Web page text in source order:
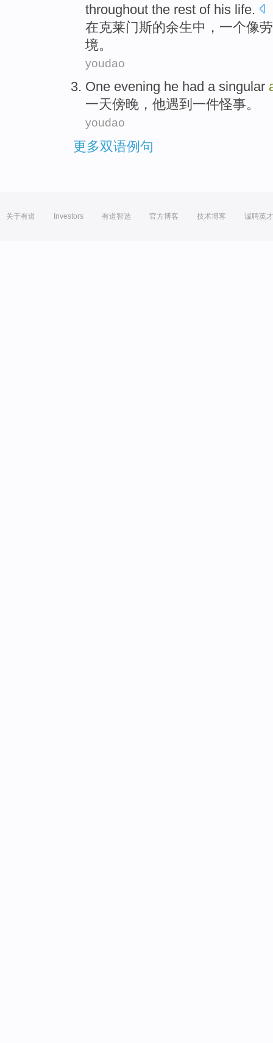
throughout the rest of his life.
在克莱门斯的余生中， 一个像
境。
youdao
One evening he had a singular
一天傍晚 ， 他遇到 一件怪事。
youdao
更多双语例句
关于有道 Investors 有道智选 官方博客 技术博客 诚聘英才